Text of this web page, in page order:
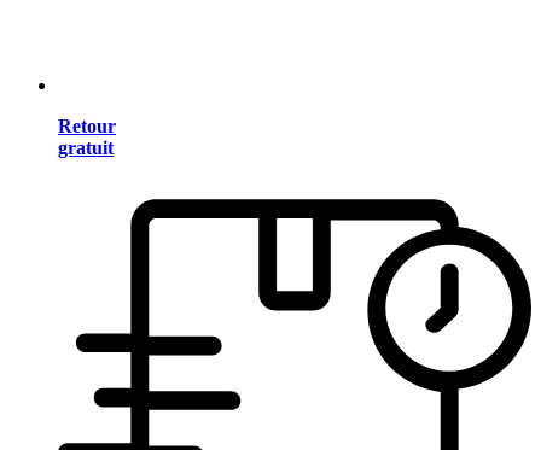
Retour
gratuit